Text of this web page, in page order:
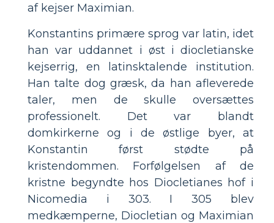
af ​​kejser Maximian.
Konstantins primære sprog var latin, idet
han var uddannet i øst i diocletianske
kejserrig, en latinsktalende institution.
Han talte dog græsk, da han afleverede
taler, men de skulle oversættes
professionelt. Det var blandt
domkirkerne og i de østlige byer, at
Konstantin først stødte på
kristendommen. Forfølgelsen af ​​de
kristne begyndte hos Diocletianes hof i
Nicomedia i 303. I 305 blev
medkæmperne, Diocletian og Maximian